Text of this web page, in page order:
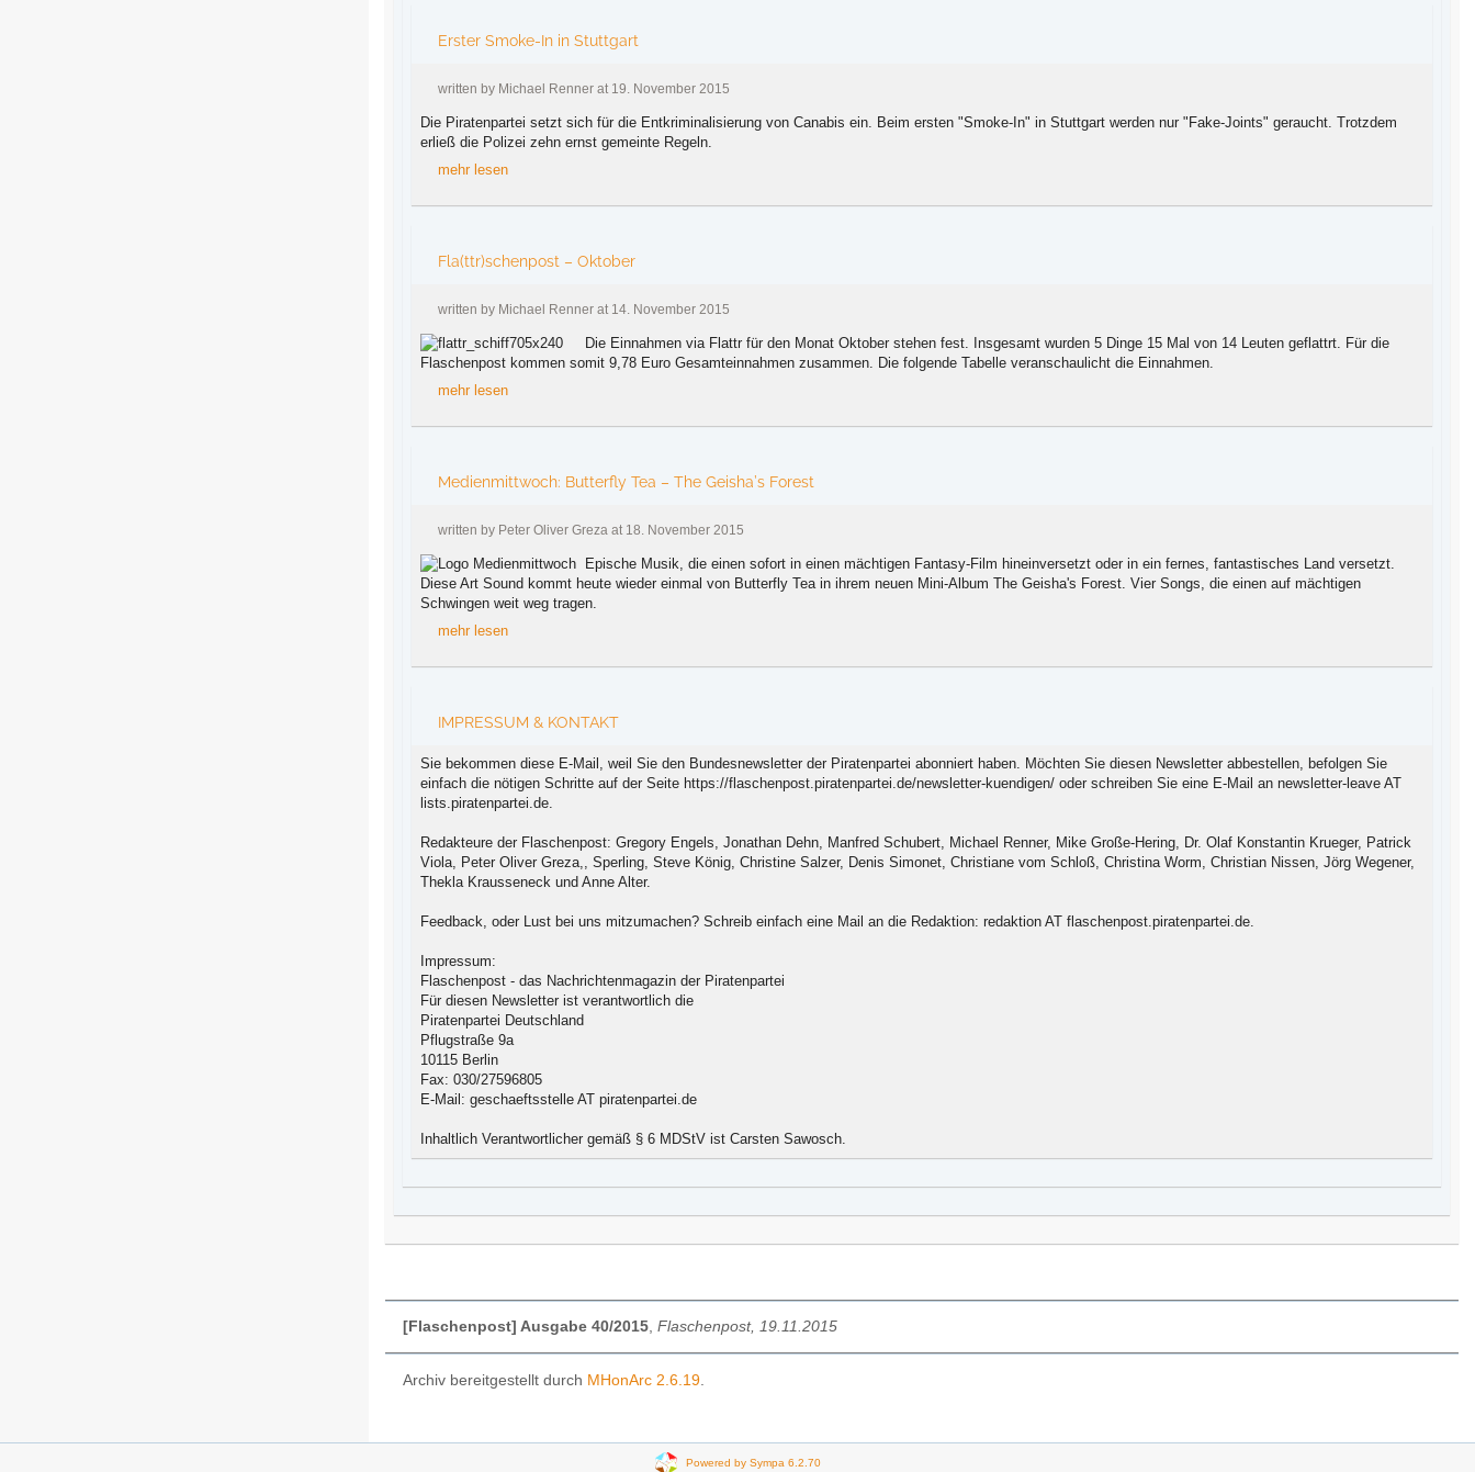
Erster Smoke-In in Stuttgart
written by Michael Renner at 19. November 2015
Die Piratenpartei setzt sich für die Entkriminalisierung von Canabis ein. Beim ersten "Smoke-In" in Stuttgart werden nur "Fake-Joints" geraucht. Trotzdem
erließ die Polizei zehn ernst gemeinte Regeln.
mehr lesen
Fla(ttr)schenpost – Oktober
written by Michael Renner at 14. November 2015
Die Einnahmen via Flattr für den Monat Oktober stehen fest. Insgesamt wurden 5 Dinge 15 Mal von 14 Leuten geflattrt. Für die
Flaschenpost kommen somit 9,78 Euro Gesamteinnahmen zusammen. Die folgende Tabelle veranschaulicht die Einnahmen.
mehr lesen
Medienmittwoch: Butterfly Tea – The Geisha’s Forest
written by Peter Oliver Greza at 18. November 2015
Epische Musik, die einen sofort in einen mächtigen Fantasy-Film hineinversetzt oder in ein fernes, fantastisches Land versetzt.
Diese Art Sound kommt heute wieder einmal von Butterfly Tea in ihrem neuen Mini-Album The Geisha's Forest. Vier Songs, die einen auf mächtigen
Schwingen weit weg tragen.
mehr lesen
IMPRESSUM & KONTAKT
Sie bekommen diese E-Mail, weil Sie den Bundesnewsletter der Piratenpartei abonniert haben. Möchten Sie diesen Newsletter abbestellen, befolgen Sie
einfach die nötigen Schritte auf der Seite https://flaschenpost.piratenpartei.de/newsletter-kuendigen/ oder schreiben Sie eine E-Mail an newsletter-leave AT
lists.piratenpartei.de.
Redakteure der Flaschenpost: Gregory Engels, Jonathan Dehn, Manfred Schubert, Michael Renner, Mike Große-Hering, Dr. Olaf Konstantin Krueger, Patrick
Viola, Peter Oliver Greza,, Sperling, Steve König, Christine Salzer, Denis Simonet, Christiane vom Schloß, Christina Worm, Christian Nissen, Jörg Wegener,
Thekla Krausseneck und Anne Alter.
Feedback, oder Lust bei uns mitzumachen? Schreib einfach eine Mail an die Redaktion: redaktion AT flaschenpost.piratenpartei.de.
Impressum:
Flaschenpost - das Nachrichtenmagazin der Piratenpartei
Für diesen Newsletter ist verantwortlich die
Piratenpartei Deutschland
Pflugstraße 9a
10115 Berlin
Fax: 030/27596805
E-Mail: geschaeftsstelle AT piratenpartei.de
Inhaltlich Verantwortlicher gemäß § 6 MDStV ist Carsten Sawosch.
[Flaschenpost] Ausgabe 40/2015, Flaschenpost, 19.11.2015
Archiv bereitgestellt durch MHonArc 2.6.19.
Powered by Sympa 6.2.70